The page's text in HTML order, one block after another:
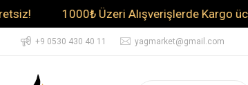
1000₺ Üzeri Alışverişlerde Kargo ücretsiz!
+9 0530 430 40 11 yagmarket@gmail.com